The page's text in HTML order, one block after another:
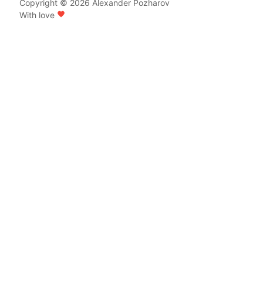
Copyright © 2026 Alexander Pozharov
With love favorite